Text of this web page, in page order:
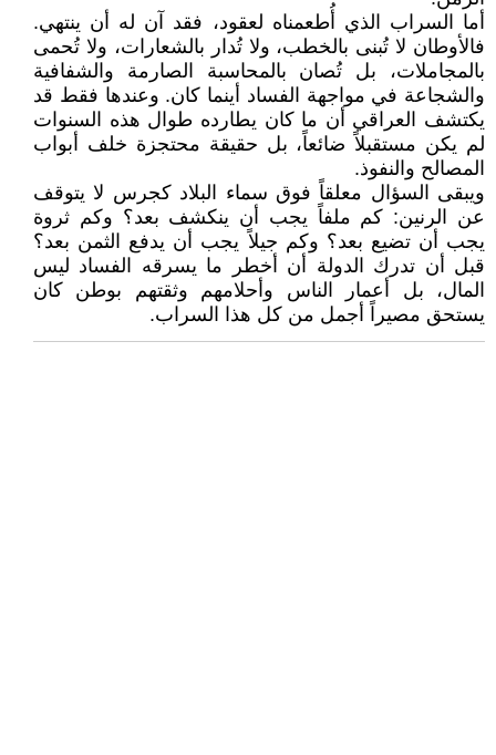
أما السراب الذي أُطعمناه لعقود، فقد آن له أن ينتهي.
فالأوطان لا تُبنى بالخطب، ولا تُدار بالشعارات، ولا تُحمى
بالمجاملات، بل تُصان بالمحاسبة الصارمة والشفافية
والشجاعة في مواجهة الفساد أينما كان. وعندها فقط قد
يكتشف العراقي أن ما كان يطارده طوال هذه السنوات
لم يكن مستقبلاً ضائعاً، بل حقيقة محتجزة خلف أبواب
المصالح والنفوذ.
ويبقى السؤال معلقاً فوق سماء البلاد كجرس لا يتوقف
عن الرنين: كم ملفاً يجب أن ينكشف بعد؟ وكم ثروة
يجب أن تضيع بعد؟ وكم جيلاً يجب أن يدفع الثمن بعد؟
قبل أن تدرك الدولة أن أخطر ما يسرقه الفساد ليس
المال، بل أعمار الناس وأحلامهم وثقتهم بوطن كان
يستحق مصيراً أجمل من كل هذا السراب.